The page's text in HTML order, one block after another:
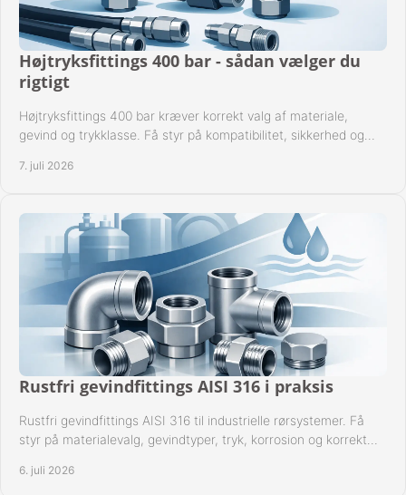
Højtryksfittings 400 bar - sådan vælger du
rigtigt
Højtryksfittings 400 bar kræver korrekt valg af materiale,
gevind og trykklasse. Få styr på kompatibilitet, sikkerhed og
7. juli 2026
Rustfri gevindfittings AISI 316 i praksis
Rustfri gevindfittings AISI 316 til industrielle rørsystemer. Få
styr på materialevalg, gevindtyper, tryk, korrosion og korrekt
6. juli 2026